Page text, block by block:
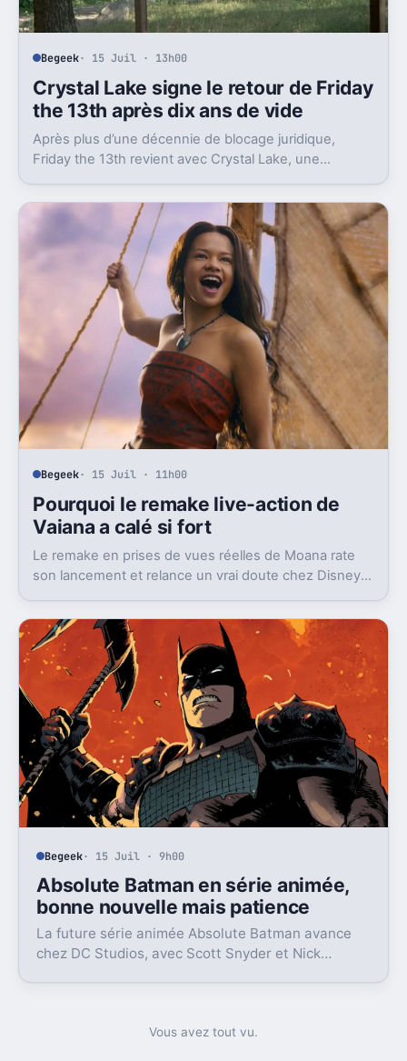
Begeek· 15 Juil · 13h00
Crystal Lake signe le retour de Friday
the 13th après dix ans de vide
Après plus d’une décennie de blocage juridique,
Friday the 13th revient avec Crystal Lake, une
décor.
Begeek· 15 Juil · 11h00
Pourquoi le remake live-action de
Vaiana a calé si fort
Le remake en prises de vues réelles de Moana rate
son lancement et relance un vrai doute chez Disney
Begeek· 15 Juil · 9h00
Absolute Batman en série animée,
bonne nouvelle mais patience
La future série animée Absolute Batman avance
chez DC Studios, avec Scott Snyder et Nick
Vous avez tout vu.